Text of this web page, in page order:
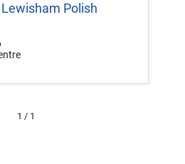
Polish
1 / 1